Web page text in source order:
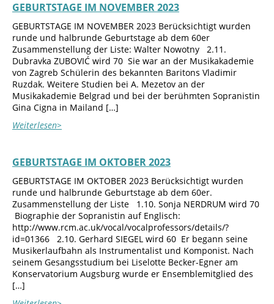
GEBURTSTAGE IM NOVEMBER 2023
GEBURTSTAGE IM NOVEMBER 2023 Berücksichtigt wurden
runde und halbrunde Geburtstage ab dem 60er
Zusammenstellung der Liste: Walter Nowotny 2.11.
Dubravka ZUBOVIĆ wird 70 Sie war an der Musikakademie
von Zagreb Schülerin des bekannten Baritons Vladimir
Ruzdak. Weitere Studien bei A. Mezetov an der
Musikakademie Belgrad und bei der berühmten Sopranistin
Gina Cigna in Mailand […]
Weiterlesen>
GEBURTSTAGE IM OKTOBER 2023
GEBURTSTAGE IM OKTOBER 2023 Berücksichtigt wurden
runde und halbrunde Geburtstage ab dem 60er.
Zusammenstellung der Liste 1.10. Sonja NERDRUM wird 70
Biographie der Sopranistin auf Englisch:
http://www.rcm.ac.uk/vocal/vocalprofessors/details/?
id=01366 2.10. Gerhard SIEGEL wird 60 Er begann seine
Musikerlaufbahn als Instrumentalist und Komponist. Nach
seinem Gesangsstudium bei Liselotte Becker-Egner am
Konservatorium Augsburg wurde er Ensemblemitglied des
[…]